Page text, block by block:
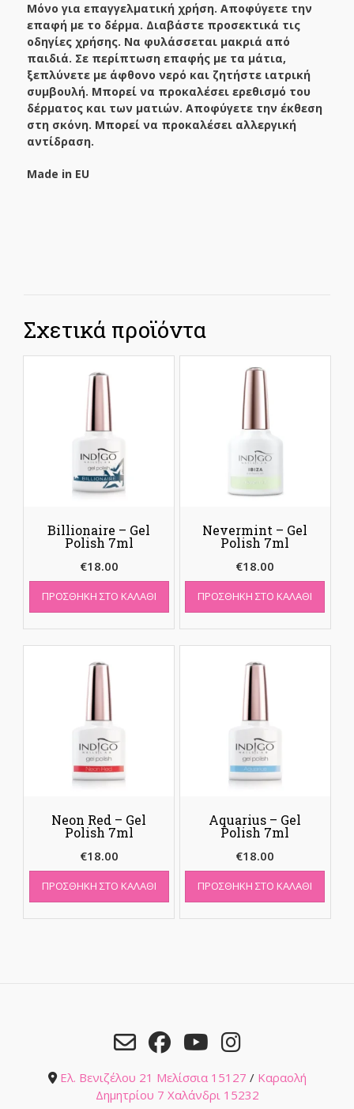
Μόνο για επαγγελματική χρήση. Αποφύγετε την
επαφή με το δέρμα. Διαβάστε προσεκτικά τις
οδηγίες χρήσης. Να φυλάσσεται μακριά από
παιδιά. Σε περίπτωση επαφής με τα μάτια,
ξεπλύνετε με άφθονο νερό και ζητήστε ιατρική
συμβουλή. Μπορεί να προκαλέσει ερεθισμό του
δέρματος και των ματιών. Αποφύγετε την έκθεση
στη σκόνη. Μπορεί να προκαλέσει αλλεργική
αντίδραση.
Made in EU
Σχετικά προϊόντα
Billionaire – Gel
Polish 7ml
€18.00
ΠΡΟΣΘΉΚΗ ΣΤΟ ΚΑΛΆΘΙ
Nevermint – Gel
Polish 7ml
€18.00
ΠΡΟΣΘΉΚΗ ΣΤΟ ΚΑΛΆΘΙ
Neon Red – Gel
Polish 7ml
€18.00
ΠΡΟΣΘΉΚΗ ΣΤΟ ΚΑΛΆΘΙ
Aquarius – Gel
Polish 7ml
€18.00
ΠΡΟΣΘΉΚΗ ΣΤΟ ΚΑΛΆΘΙ
Ελ. Βενιζέλου 21 Μελίσσια 15127 / Καραολή
Δημητρίου 7 Χαλάνδρι 15232